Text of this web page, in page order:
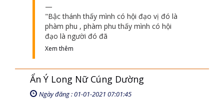
"Bậc thánh thấy mình có hội đạo vị đó là
phàm phu , phàm phu thấy mình có hội
đạo là người đó đã
Xem thêm
Ẩn Ý Long Nữ Cúng Dường
Ngày đăng : 01-01-2021 07:01:45